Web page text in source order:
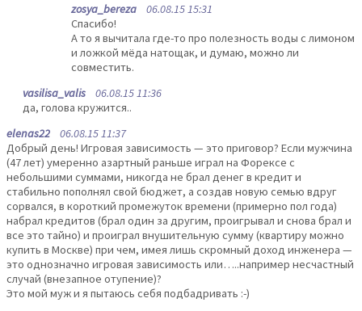
zosya_bereza 06.08.15 15:31
Спасибо!
А то я вычитала где-то про полезность воды с лимоном
и ложкой мёда натощак, и думаю, можно ли
совместить.
vasilisa_valis 06.08.15 11:36
да, голова кружится..
elenas22 06.08.15 11:37
Добрый день! Игровая зависимость — это приговор? Если мужчина
(47 лет) умеренно азартный раньше играл на Форексе с
небольшими суммами, никогда не брал денег в кредит и
стабильно пополнял свой бюджет, а создав новую семью вдруг
сорвался, в короткий промежуток времени (примерно пол года)
набрал кредитов (брал один за другим, проигрывал и снова брал и
все это тайно) и проиграл внушительную сумму (квартиру можно
купить в Москве) при чем, имея лишь скромный доход инженера —
это однозначно игровая зависимость или…..например несчастный
случай (внезапное отупение)?
Это мой муж и я пытаюсь себя подбадривать :-)